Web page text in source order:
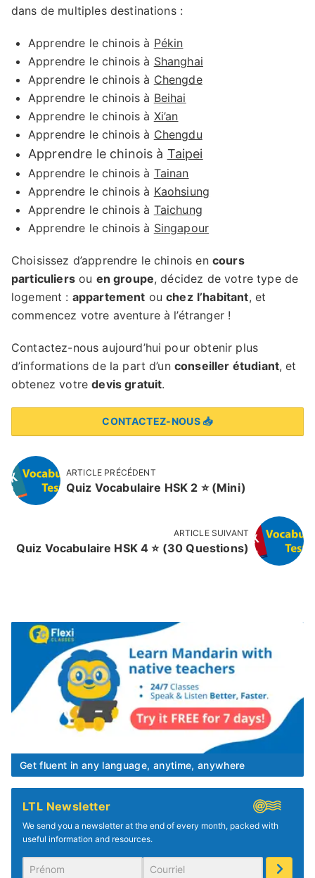
Get fluent in any language, anytime, anywhere
LTL Newsletter
We send you a newsletter at the end of every month, packed with
useful information and resources.
dans de multiples destinations :
Apprendre le chinois à Pékin
Apprendre le chinois à Shanghai
Apprendre le chinois à Chengde
Apprendre le chinois à Beihai
Apprendre le chinois à Xi’an
Apprendre le chinois à Chengdu
Apprendre le chinois à Taipei
Apprendre le chinois à Tainan
Apprendre le chinois à Kaohsiung
Apprendre le chinois à Taichung
Apprendre le chinois à Singapour
Choisissez d’apprendre le chinois en cours
particuliersou en groupe, décidez de votre type de
logement : appartement ouchez l’habitant, et
commencez votre aventure à l’étranger !
Contactez-nous aujourd’hui pour obtenir plus
d’informations de la part d’un conseiller étudiant, et
obtenez votredevis gratuit.
CONTACTEZ-NOUS 📥
ARTICLE PRÉCÉDENT
Quiz Vocabulaire HSK 2 ⭐️ (Mini)
ARTICLE SUIVANT
Quiz Vocabulaire HSK 4 ⭐️ (30 Questions)